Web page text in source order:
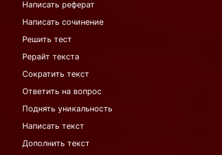
Написать реферат
Написать сочинение
Решить тест
Рерайт текста
Сократить текст
Ответить на вопрос
Поднять уникальность
Написать текст
Дополнить текст